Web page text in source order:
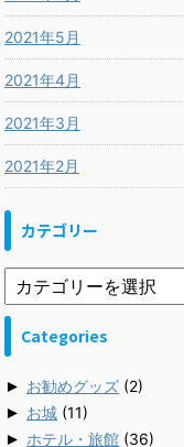
2021年5月
2021年4月
2021年3月
2021年2月
カテゴリー
Categories
► お勧めグッズ (2)
► お城 (11)
► ホテル・旅館 (36)